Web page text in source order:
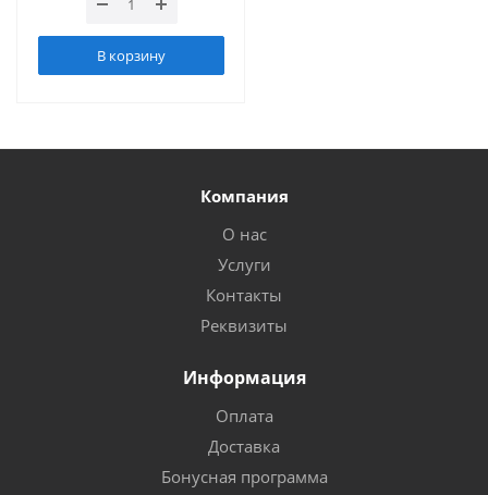
В корзину
Компания
О нас
Услуги
Контакты
Реквизиты
Информация
Оплата
Доставка
Бонусная программа